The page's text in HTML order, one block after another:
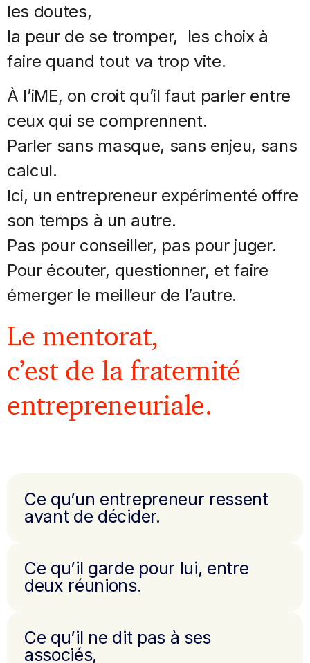
les doutes,
la peur de se tromper, les choix à
faire quand tout va trop vite.
À l’iME, on croit qu’il faut parler entre
ceux qui se comprennent.
Parler sans masque, sans enjeu, sans
calcul.
Ici, un entrepreneur expérimenté offre
son temps à un autre.
Pas pour conseiller, pas pour juger.
Pour écouter, questionner, et faire
émerger le meilleur de l’autre.
Le mentorat,
c’est de la fraternité
entrepreneuriale.
Ce qu’un entrepreneur ressent
avant de décider.
Ce qu’il garde pour lui, entre
deux réunions.
Ce qu’il ne dit pas à ses
associés,